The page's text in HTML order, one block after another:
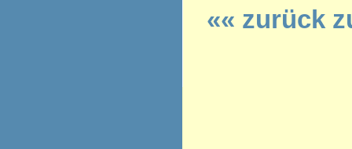
«« zurück